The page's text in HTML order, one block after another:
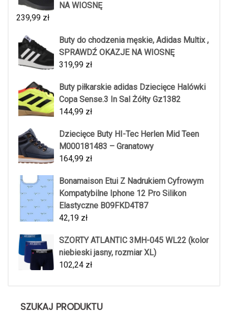
NA WIOSNĘ
239,99 zł
Buty do chodzenia męskie, Adidas Multix ,
SPRAWDŹ OKAZJE NA WIOSNĘ
319,99 zł
Buty piłkarskie adidas Dziecięce Halówki
Copa Sense.3 In Sal Żółty Gz1382
144,99 zł
Dziecięce Buty HI-Tec Herlen Mid Teen
M000181483 – Granatowy
164,99 zł
Bonamaison Etui Z Nadrukiem Cyfrowym
Kompatybilne Iphone 12 Pro Silikon
Elastyczne B09FKD4T87
42,19 zł
SZORTY ATLANTIC 3MH-045 WL22 (kolor
niebieski jasny, rozmiar XL)
102,24 zł
SZUKAJ PRODUKTU